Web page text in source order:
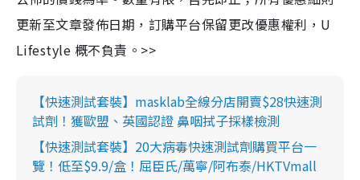
更新至文章發佈日期，訂購平台保留更改優惠權利，U
Lifestyle 概不負責。>>
【快速測試套裝】masklab全線分店開賣$28快速測
試劑！獲歐盟、英國認證 鼻咽拭子採樣檢測
【快速測試套裝】20大病毒快速測試劑購買平台一
覽！低至$9.9/盒！屈臣氏/萬寧/阿布泰/HKTVmall